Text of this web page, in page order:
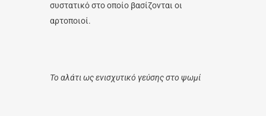
συστατικό στο οποίο βασίζονται οι
αρτοποιοί.
Το αλάτι ως ενισχυτικό γεύσης στο ψωμί